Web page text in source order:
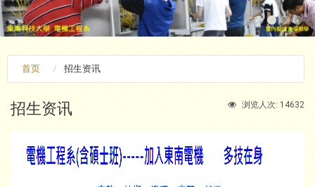
首页 招生资讯
浏览人次: 14632
招生资讯